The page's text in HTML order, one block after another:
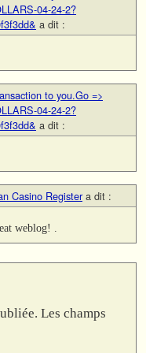
04-24-2?
a dit :
to you.Go =>
04-24-2?
a dit :
Casino Register a dit :
weblog! .
Les champs